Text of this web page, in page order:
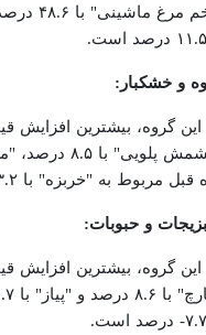
و خشکبار:
مربوط به "خربزه" با ۳.۲- درصد است.
و حبوبات: